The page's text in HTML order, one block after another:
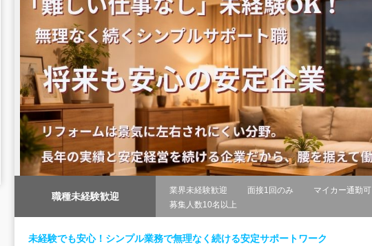
職種未経験歓迎
業界未経験歓迎 面接1回のみ マイカー通勤可
募集人数10名以上
未経験でも安心！シンプル業務で無理なく続ける安定サポートワーク